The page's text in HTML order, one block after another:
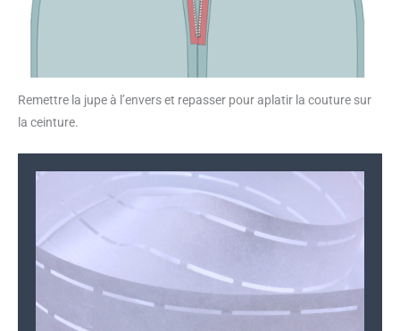
Remettre la jupe à l’envers et repasser pour aplatir la couture sur
la ceinture.